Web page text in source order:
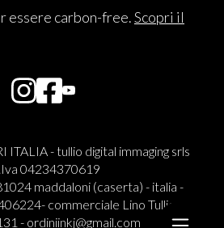
essere carbon-free.Scopri il
- tullio digital immaging srls
04234370619
maddaloni (caserta) - italia -
commerciale Lino Tullio
- ordiniinkj@gmail.com